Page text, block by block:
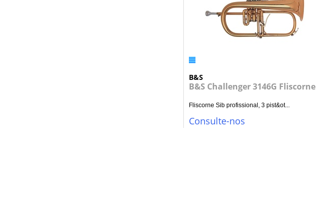
B&S
B&S Challenger 3146G Fliscorne
Fliscorne Sib profissional, 3 pist&ot...
Consulte-nos